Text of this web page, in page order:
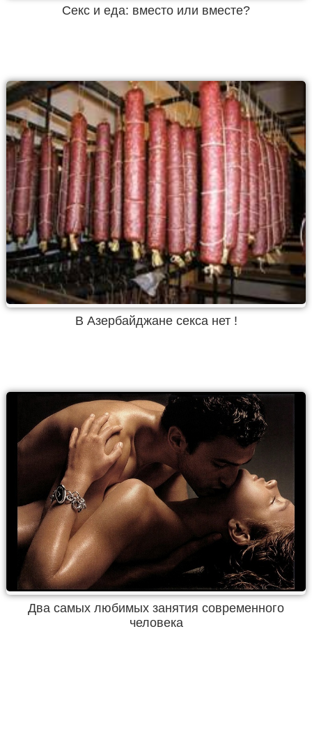
Секс и еда: вместо или вместе?
В Азербайджане секса нет !
Два самых любимых занятия современного
человека